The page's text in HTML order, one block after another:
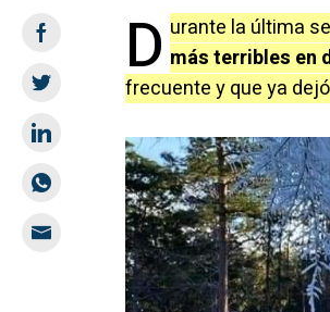
D urante la última
más terribles en
frecuente y que ya